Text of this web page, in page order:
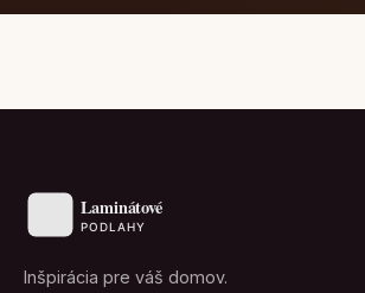
Inšpirácia pre váš domov.